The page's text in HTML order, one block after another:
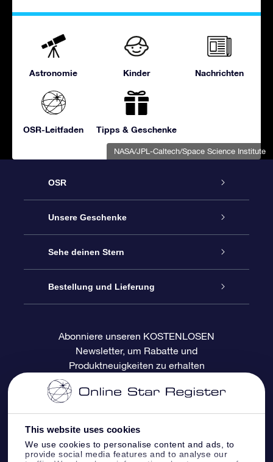
This website uses cookies
We use cookies to personalise content and ads, to
provide social media features and to analyse our
NASA/JPL-Caltech/Space Science Institute
Astronomie Kinder Nachrichten
OSR-Leitfaden Tipps & Geschenke
OSR
Service
Kontakt
Blog
Bewertungen
Unsere Geschenke
Sterne schenken
OSR-Geschenkpaket
OSR-Geschenkgutschein
Firmengeschenke
Sehe deinen Stern
Sternregister
Personalisierte Sternseite
One Million Stars
VR-App „Fliege mich zu den Sternen“
Bestellung und Lieferung
Zahlungsinformationen
Versandinformationen
Sternbilder
Abonniere unseren KOSTENLOSEN
Newsletter, um Rabatte und
Produktneuigkeiten zu erhalten